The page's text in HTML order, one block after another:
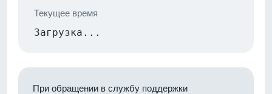
Текущее время
Загрузка...
При обращении в службу поддержки